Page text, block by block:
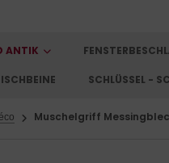
ANTIK
SCHLÜSSEL -
Muschelgriff